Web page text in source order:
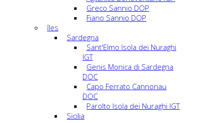
Greco Sannio DOP
Fiano Sannio DOP
îles
Sardegna
Sant'Elmo Isola dei Nuraghi
IGT
Genis Monica di Sardegna
DOC
Capo Ferrato Cannonau
DOC
Parolto Isola dei Nuraghi IGT
Sicilia